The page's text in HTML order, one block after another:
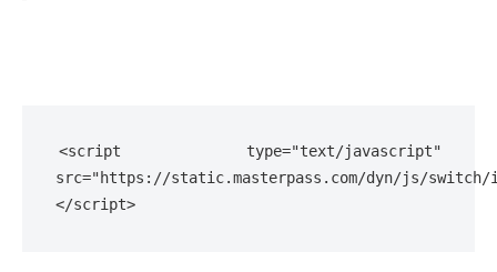
<script type="text/javascript"
src="https://static.masterpass.com/dyn/js/
</script>